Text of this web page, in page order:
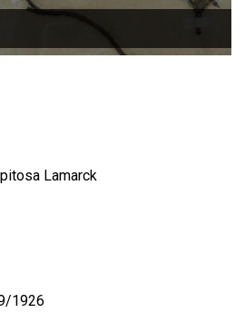
Lamarck
1926